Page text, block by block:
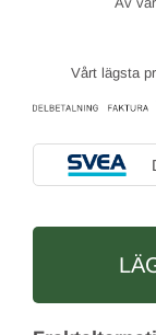
Vårt lägsta